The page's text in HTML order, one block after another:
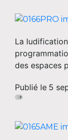
La
des espaces
Publié le 5